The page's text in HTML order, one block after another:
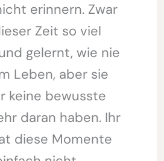
erinnern. Zwar
Zeit so viel
gelernt, wie nie
Leben, aber sie
keine bewusste
daran haben. Ihr
diese Momente